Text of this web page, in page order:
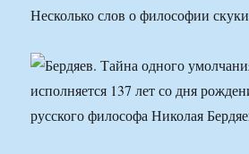
Несколько слов о философии скуки